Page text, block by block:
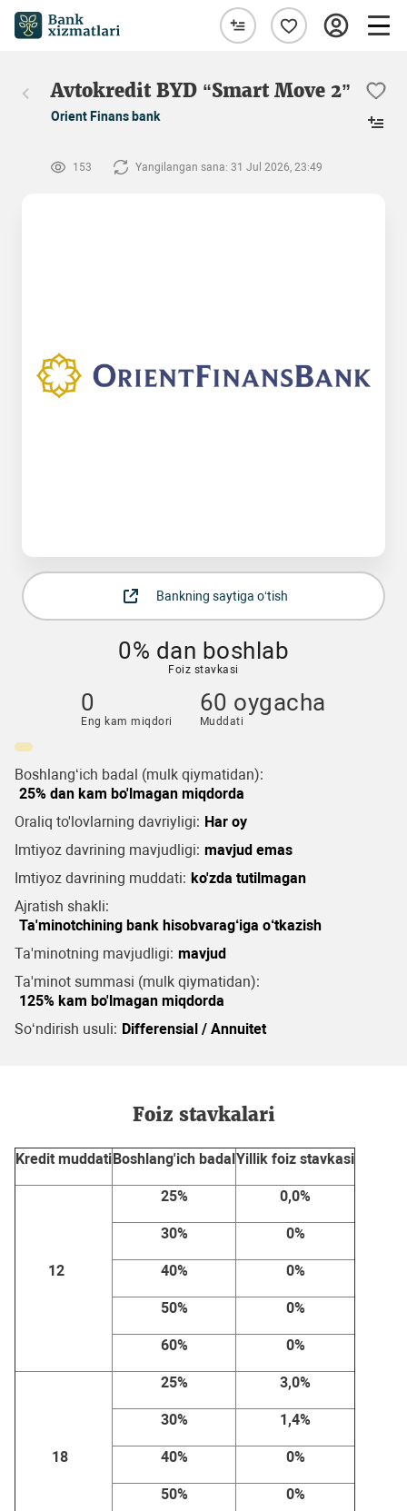
Avtokredit BYD “Smart Move 2”
Orient Finans bank
153 Yangilangan sana: 31 Jul 2026, 23:49
Bankning saytiga o‘tish
0% dan boshlab
Foiz stavkasi
0
Eng kam miqdori
60 oygacha
Muddati
Boshlang‘ich badal (mulk qiymatidan):
25% dan kam bo'lmagan miqdorda
Oraliq to'lovlarning davriyligi: Har oy
Imtiyoz davrining mavjudligi: mavjud emas
Imtiyoz davrining muddati: ko'zda tutilmagan
Ajratish shakli:
Ta'minotchining bank hisobvarag‘iga o‘tkazish
Ta'minotning mavjudligi: mavjud
Ta'minot summasi (mulk qiymatidan):
125% kam bo'lmagan miqdorda
So‘ndirish usuli: Differensial / Annuitet
Foiz stavkalari
Kredit muddatiBoshlang'ich badalYillik foiz stavkasi
12
25% 0,0%
30% 0%
40% 0%
50% 0%
60% 0%
18
25% 3,0%
30% 1,4%
40% 0%
50% 0%